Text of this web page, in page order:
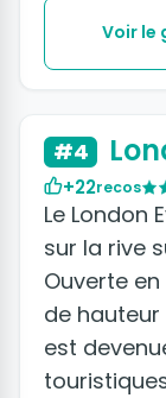
Voir le
#4
+22recos
Le London
sur la rive
Ouverte
de hauteur
est